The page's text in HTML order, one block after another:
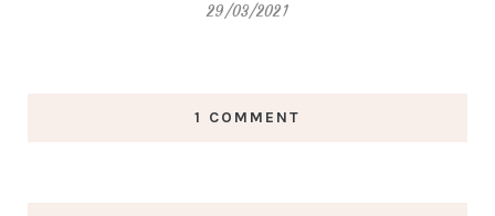
29/03/2021
1 COMMENT